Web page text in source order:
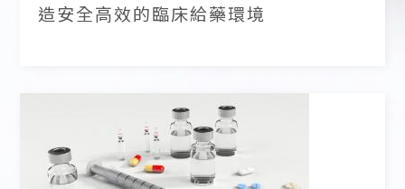
造安全高效的臨床給藥環境